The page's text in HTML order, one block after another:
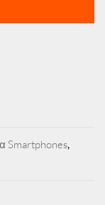
Smartphones,